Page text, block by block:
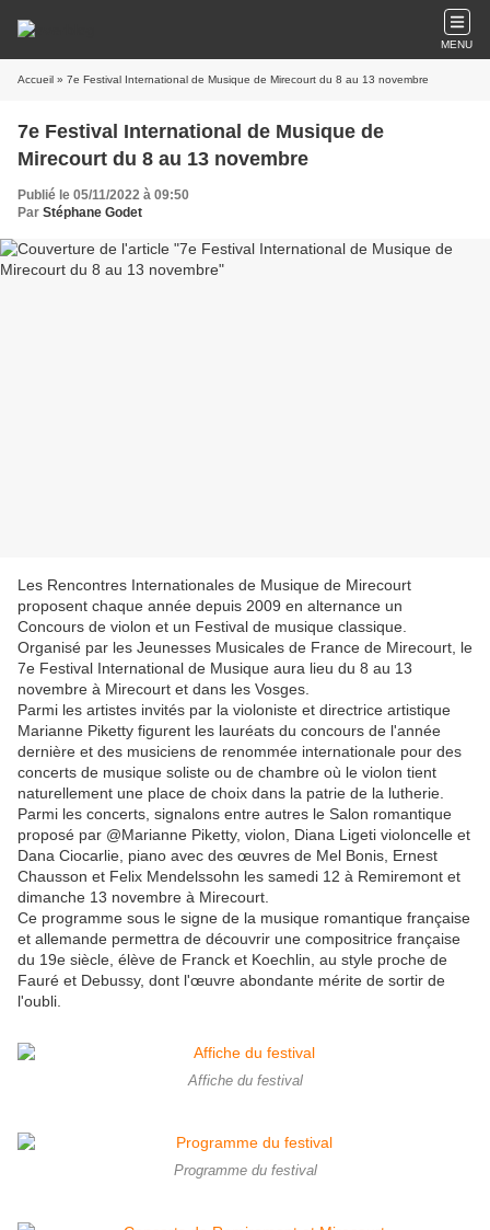
MENU
Accueil » 7e Festival International de Musique de Mirecourt du 8 au 13 novembre
7e Festival International de Musique de
Mirecourt du 8 au 13 novembre
Publié le 05/11/2022 à 09:50
Par Stéphane Godet
Les Rencontres Internationales de Musique de Mirecourt
proposent chaque année depuis 2009 en alternance un
Concours de violon et un Festival de musique classique.
Organisé par les Jeunesses Musicales de France de Mirecourt, le
7e Festival International de Musique aura lieu du 8 au 13
novembre à Mirecourt et dans les Vosges.
Parmi les artistes invités par la violoniste et directrice artistique
Marianne Piketty figurent les lauréats du concours de l'année
dernière et des musiciens de renommée internationale pour des
concerts de musique soliste ou de chambre où le violon tient
naturellement une place de choix dans la patrie de la lutherie.
Parmi les concerts, signalons entre autres le Salon romantique
proposé par @Marianne Piketty, violon, Diana Ligeti violoncelle et
Dana Ciocarlie, piano avec des œuvres de Mel Bonis, Ernest
Chausson et Felix Mendelssohn les samedi 12 à Remiremont et
dimanche 13 novembre à Mirecourt.
Ce programme sous le signe de la musique romantique française
et allemande permettra de découvrir une compositrice française
du 19e siècle, élève de Franck et Koechlin, au style proche de
Fauré et Debussy, dont l'œuvre abondante mérite de sortir de
l'oubli.
Affiche du festival
Programme du festival